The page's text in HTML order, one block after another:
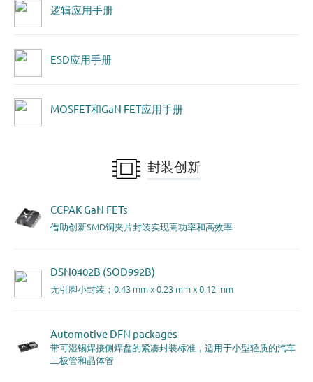
逻辑应用手册
ESD应用手册
MOSFET和GaN FET应用手册
封装创新
CCPAK GaN FETs
借助创新SMD铜夹片封装实现高功率和高效率
DSN0402B (SOD992B)
无引脚小封装；0.43 mm x 0.23 mm x 0.12 mm
Automotive DFN packages
带可湿锡焊接侧焊盘的紧凑封装标准，适用于小型轻质的汽车
二极管和晶体管